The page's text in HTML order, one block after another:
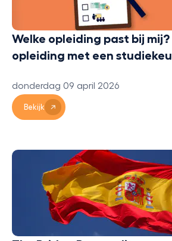
Welke opleiding past bij mij?
opleiding met een
donderdag 09 april 2026
Bekijk